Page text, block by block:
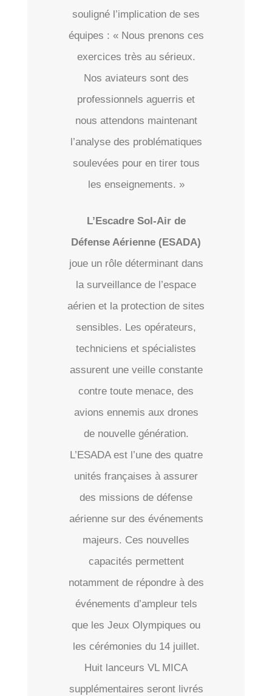
souligné l’implication de ses
équipes : « Nous prenons ces
exercices très au sérieux.
Nos aviateurs sont des
professionnels aguerris et
nous attendons maintenant
l’analyse des problématiques
soulevées pour en tirer tous
les enseignements. »
L’Escadre Sol-Air de
Défense Aérienne (ESADA)
joue un rôle déterminant dans
la surveillance de l’espace
aérien et la protection de sites
sensibles. Les opérateurs,
techniciens et spécialistes
assurent une veille constante
contre toute menace, des
avions ennemis aux drones
de nouvelle génération.
L’ESADA est l’une des quatre
unités françaises à assurer
des missions de défense
aérienne sur des événements
majeurs. Ces nouvelles
capacités permettent
notamment de répondre à des
événements d’ampleur tels
que les Jeux Olympiques ou
les cérémonies du 14 juillet.
Huit lanceurs VL MICA
supplémentaires seront livrés